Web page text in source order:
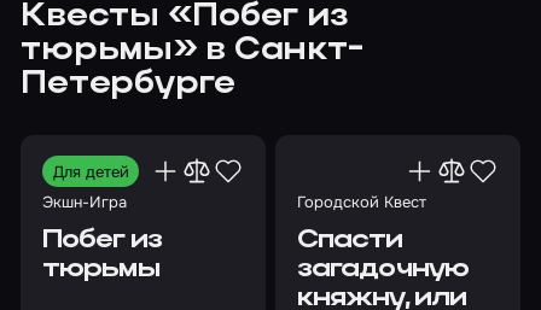
Квесты «Побег из
тюрьмы» в Санкт-
Петербурге
Для детей
Экшн-Игра
Побег из
тюрьмы
Городской Квест
Спасти
загадочную
княжну, или